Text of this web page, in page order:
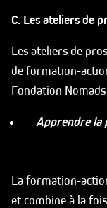
C. Les ateliers de
Les ateliers de
de formation-
Fondation
Apprendre la
La formation-
et combine à la